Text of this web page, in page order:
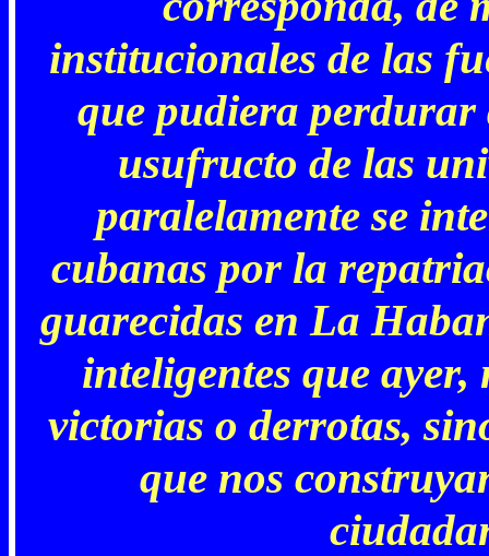
institucionales de las
que pudiera perdurar
usufructo de las
paralelamente se
cubanas por la
guarecidas en La
inteligentes que
victorias o derrotas,
que nos